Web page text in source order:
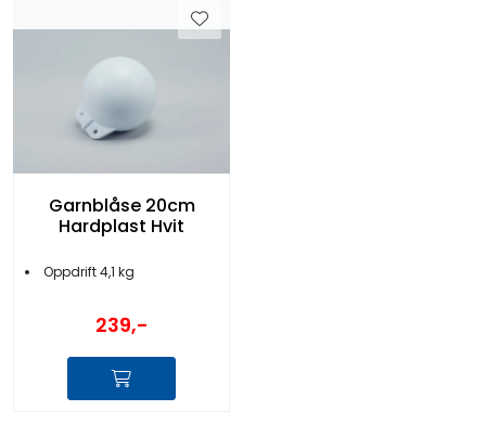
Garnblåse 20cm
Hardplast Hvit
Oppdrift 4,1 kg
239,-